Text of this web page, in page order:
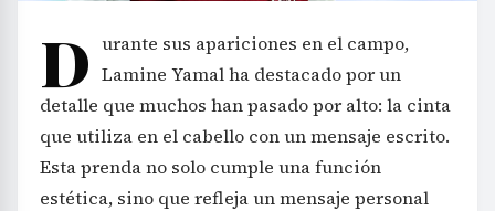
D urante sus apariciones en el campo,
Lamine Yamal ha destacado por un
detalle que muchos han pasado por alto: la cinta
que utiliza en el cabello con un mensaje escrito.
Esta prenda no solo cumple una función
estética, sino que refleja un mensaje personal